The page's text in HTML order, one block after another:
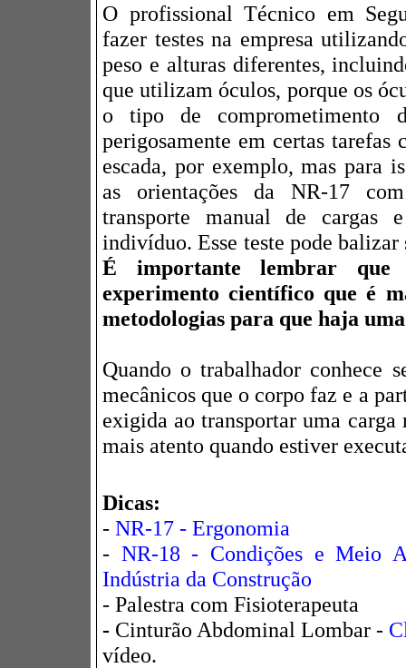
O profissional Técnico em
fazer testes na empresa
peso e alturas diferentes,
que utilizam óculos, porque os
o tipo de comprometimento
perigosamente em certas tarefas
escada, por exemplo, mas para
as orientações da NR-17
transporte manual de cargas
indivíduo. Esse teste pode
É importante lembrar
experimento científico que é
metodologias para que haja
Quando o trabalhador conhece
mecânicos que o corpo faz e a
exigida ao transportar uma
mais atento quando estiver
Dicas:
- NR-17 - Ergonomia
- NR-18 - Condições e Meio
Indústria da Construção
- Palestra com Fisioterapeuta
- Cinturão Abdominal Lombar -
vídeo.